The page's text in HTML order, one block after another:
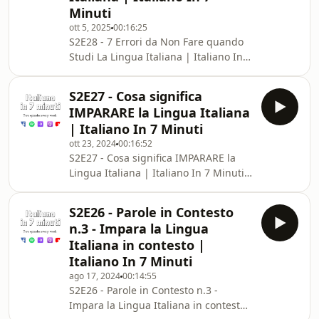
⁠⁠⁠⁠⁠⁠⁠⁠⁠⁠⁠⁠⁠⁠⁠⁠⁠⁠⁠⁠⁠https://bit.ly/2SRQhkG⁠⁠⁠⁠⁠⁠⁠⁠⁠⁠⁠⁠⁠⁠⁠⁠⁠⁠⁠⁠⁠*Non perdere
nessun aggiornamento, segui il
canale
Minuti
ott 5, 2025 00:16:25
S2E28 - 7 Errori da Non Fare quando
Studi La Lingua Italiana | Italiano In 7
⁠⁠⁠⁠⁠⁠⁠⁠⁠⁠⁠⁠⁠⁠⁠⁠⁠⁠⁠⁠https://bit.ly/PerchéGratis⁠⁠⁠⁠⁠⁠⁠⁠⁠⁠⁠⁠⁠⁠⁠⁠⁠⁠⁠⁠*Non
perdere la Newsletter più amata dagli
studenti della lingua italiana ✉️ ➫
⁠⁠⁠⁠⁠⁠⁠⁠⁠⁠⁠⁠⁠⁠⁠⁠⁠⁠⁠⁠https://bit.ly/2SRQhkG⁠⁠⁠⁠⁠⁠⁠⁠⁠⁠⁠⁠⁠⁠⁠⁠⁠⁠⁠⁠*Non perdere
nessun aggiornamento, segui il c
S2E27 - Cosa significa
IMPARARE la Lingua Italiana
| Italiano In 7 Minuti
ott 23, 202400:16:52
S2E27 - Cosa significa IMPARARE la
Lingua Italiana | Italiano In 7 Minuti
⁠https://drive.google.com/file/d/
usp=drive_link⁠ *Leggi qui perché il
mio lavoro è gratis e lo sarà per
sempre ➫ ⁠⁠⁠⁠⁠⁠⁠⁠⁠⁠⁠⁠⁠⁠⁠⁠⁠⁠⁠https://bit.ly/PerchéGratis⁠⁠⁠⁠⁠⁠⁠⁠⁠⁠⁠⁠⁠⁠⁠⁠⁠⁠⁠
*Non perdere la Newsletter più
amata dagli studenti della
S2E26 - Parole in Contesto
n.3 - Impara la Lingua
Italiana in contesto |
Italiano In 7 Minuti
ago 17, 202400:14:55
S2E26 - Parole in Contesto n.3 -
Impara la Lingua Italiana in contesto